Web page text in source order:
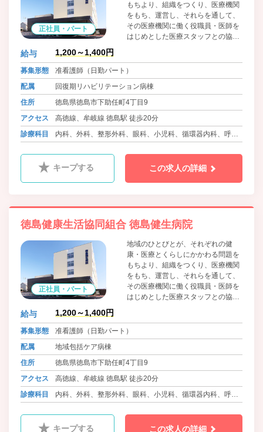
正社員・パート
もちより、組織をつくり、医療機関
をもち、運営し、それらを通して、
その医療機関に働く役職員・医師を
はじめとした医療スタッフとの協同
組織です。組合員・患者の医療への
参加と協同を大切に考えています。
給与 1,200～1,400円
募集形態
准看護師（日勤パート）
配属
回復期リハビリテーション病棟
住所
徳島県徳島市下助任町4丁目9
アクセス
高徳線、牟岐線 徳島駅 徒歩20分
診療科目
内科、外科、整形外科、眼科、小児科、循環器内科、呼吸
肛門科、麻酔科、リウマチ科、ﾘﾊﾋﾞﾘﾃｰｼｮﾝ科、放射線科、
キープする この求人の詳細
徳島健康生活協同組合 徳島健生病院
正社員・パート
地域のひとびとが、それぞれの健
康・医療とくらしにかかわる問題を
もちより、組織をつくり、医療機関
をもち、運営し、それらを通して、
その医療機関に働く役職員・医師を
はじめとした医療スタッフとの協同
組織です。組合員・患者の医療への
参加と協同を大切に考えています。
給与 1,200～1,400円
募集形態
准看護師（日勤パート）
配属
地域包括ケア病棟
住所
徳島県徳島市下助任町4丁目9
アクセス
高徳線、牟岐線 徳島駅 徒歩20分
診療科目
内科、外科、整形外科、眼科、小児科、循環器内科、呼吸
肛門科、麻酔科、リウマチ科、ﾘﾊﾋﾞﾘﾃｰｼｮﾝ科、放射線科、
キープする この求人の詳細